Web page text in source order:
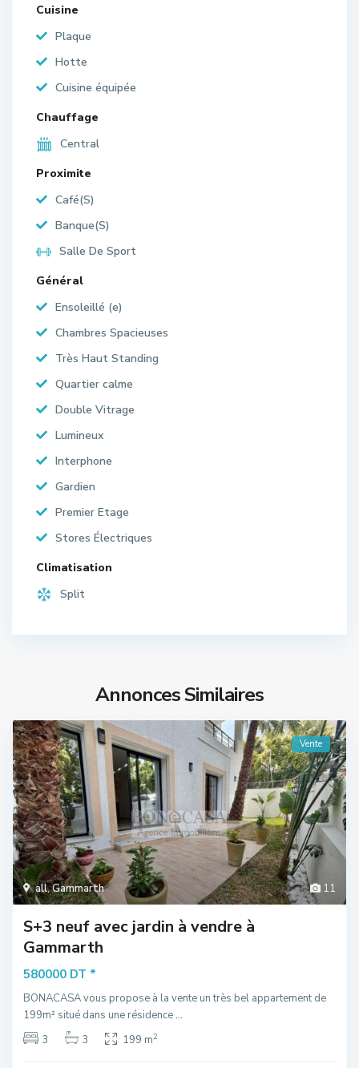
Cuisine
Plaque
Hotte
Cuisine équipée
Chauffage
Central
Proximite
Café(S)
Banque(S)
Salle De Sport
Général
Ensoleillé (e)
Chambres Spacieuses
Très Haut Standing
Quartier calme
Double Vitrage
Lumineux
Interphone
Gardien
Premier Etage
Stores Électriques
Climatisation
Split
Annonces Similaires
11
all,Gammarth
Vente
S+3 neuf avec jardin à vendre à
Gammarth
580000 DT *
BONACASA vous propose à la vente un très bel appartement de
199m² situé dans une résidence...
3
3 199 m2